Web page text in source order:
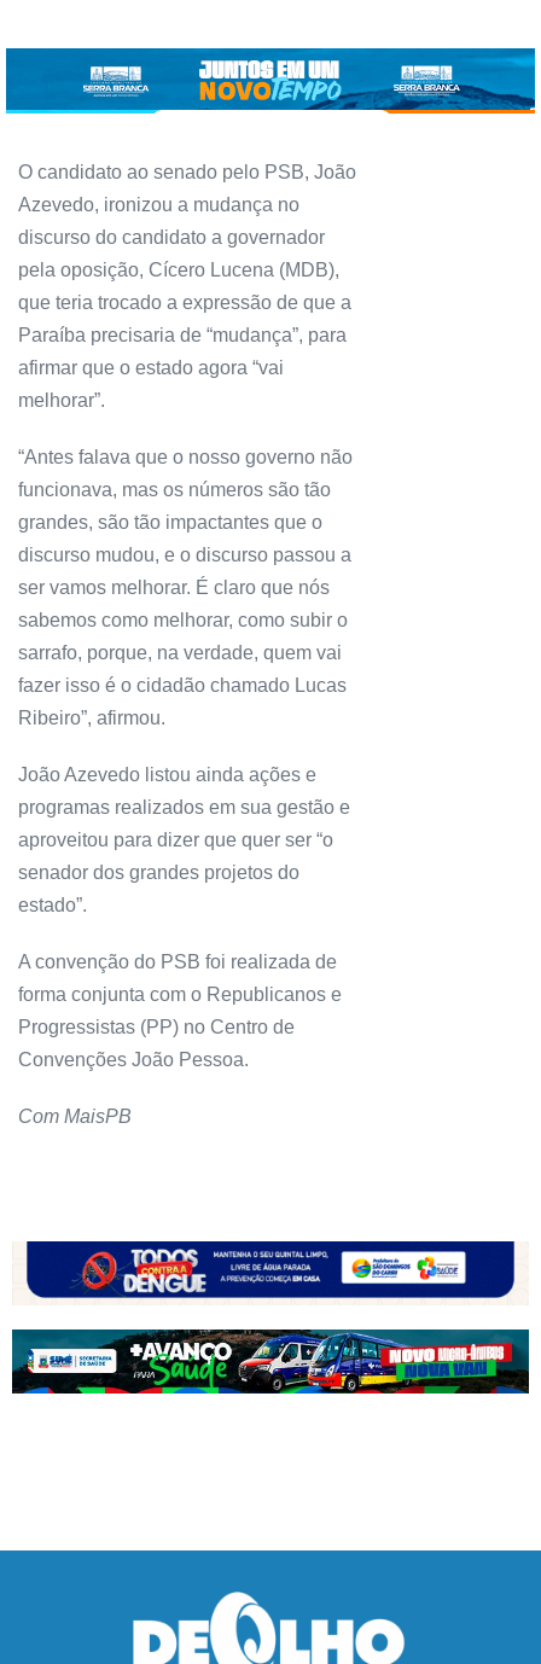
O candidato ao senado pelo PSB, João
Azevedo, ironizou a mudança no
discurso do candidato a governador
pela oposição, Cícero Lucena (MDB),
que teria trocado a expressão de que a
Paraíba precisaria de “mudança”, para
afirmar que o estado agora “vai
melhorar”.
“Antes falava que o nosso governo não
funcionava, mas os números são tão
grandes, são tão impactantes que o
discurso mudou, e o discurso passou a
ser vamos melhorar. É claro que nós
sabemos como melhorar, como subir o
sarrafo, porque, na verdade, quem vai
fazer isso é o cidadão chamado Lucas
Ribeiro”, afirmou.
João Azevedo listou ainda ações e
programas realizados em sua gestão e
aproveitou para dizer que quer ser “o
senador dos grandes projetos do
estado”.
A convenção do PSB foi realizada de
forma conjunta com o Republicanos e
Progressistas (PP) no Centro de
Convenções João Pessoa.
Com MaisPB